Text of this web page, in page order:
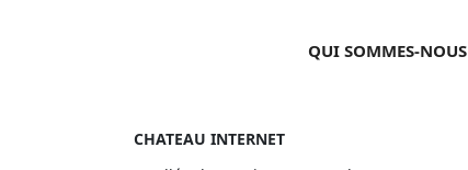
QUI SOMMES-NOUS
CHATEAU INTERNET